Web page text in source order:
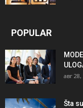
POPULAR
авг
Šta